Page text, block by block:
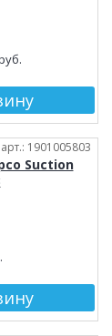
арт.: 1901005803
Suction